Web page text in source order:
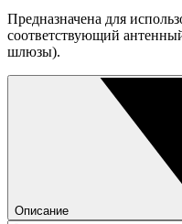
Предназначена для
соответствующий
шлюзы).
Описание